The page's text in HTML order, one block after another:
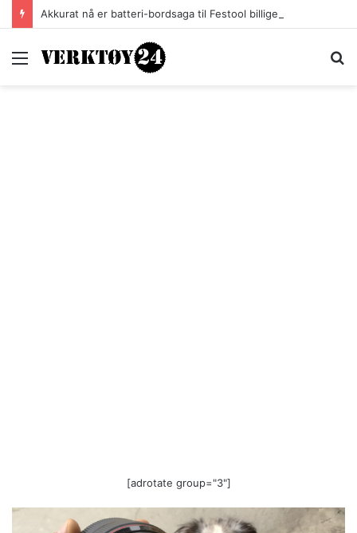
Akkurat nå er batteri-bordsaga til Festool billigere
Meny
[adrotate group="3"]